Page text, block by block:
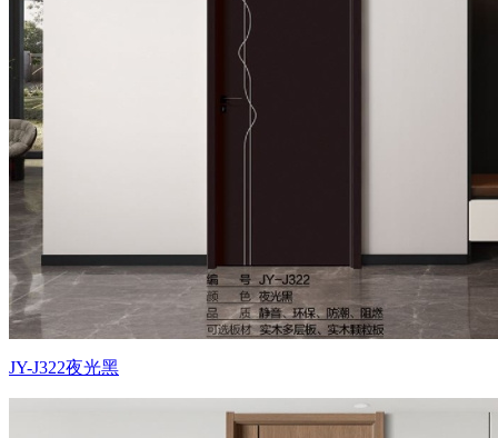
JY-J322夜光黑